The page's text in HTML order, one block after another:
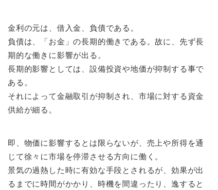
金利の元は、借入金、負債である。
負債は、「お金」の長期的働きである。故に、先ず長
期的な働きに影響が出る。
長期的影響としては、設備投資や地価が抑制する事で
ある。
それによって金融取引が抑制され、市場に対する資金
供給が細る。
即、物価に影響するとは限らないが、売上や所得を通
じて徐々に市場を停滞させる方向に働く。
景気の過熱した時に有効な手段とされるが、効果が出
るまでに時間がかかり、時機を間違ったり、逸すると